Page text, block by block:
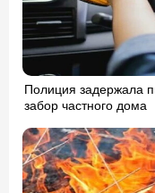
Полиция задержала
забор частного дома